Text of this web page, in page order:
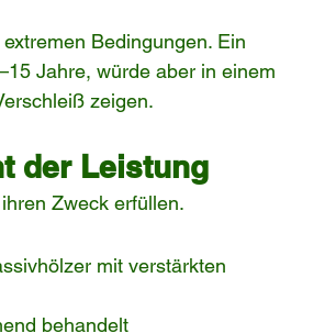
Bedingungen. Ein
Jahre, würde aber in einem
zeigen.
der Leistung
Zweck erfüllen.
mit verstärkten
behandelt